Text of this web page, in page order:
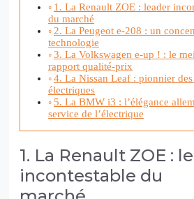
1. La Renault ZOE : leader
du marché
2. La Peugeot e-208 : un
technologie
3. La Volkswagen e-up ! : le
rapport qualité-prix
4. La Nissan Leaf : pionnier
électriques
5. La BMW i3 : l’élégance
service de l’électrique
1. La Renault ZOE :
incontestable du